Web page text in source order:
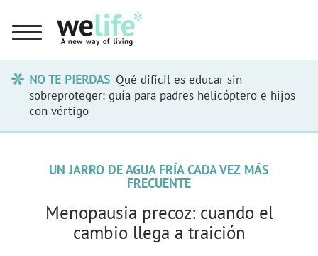
NO TE PIERDAS Qué difícil es educar sin
sobreproteger: guía para padres helicóptero e hijos
con vértigo
UN JARRO DE AGUA FRÍA CADA VEZ MÁS
FRECUENTE
Menopausia precoz: cuando el
cambio llega a traición